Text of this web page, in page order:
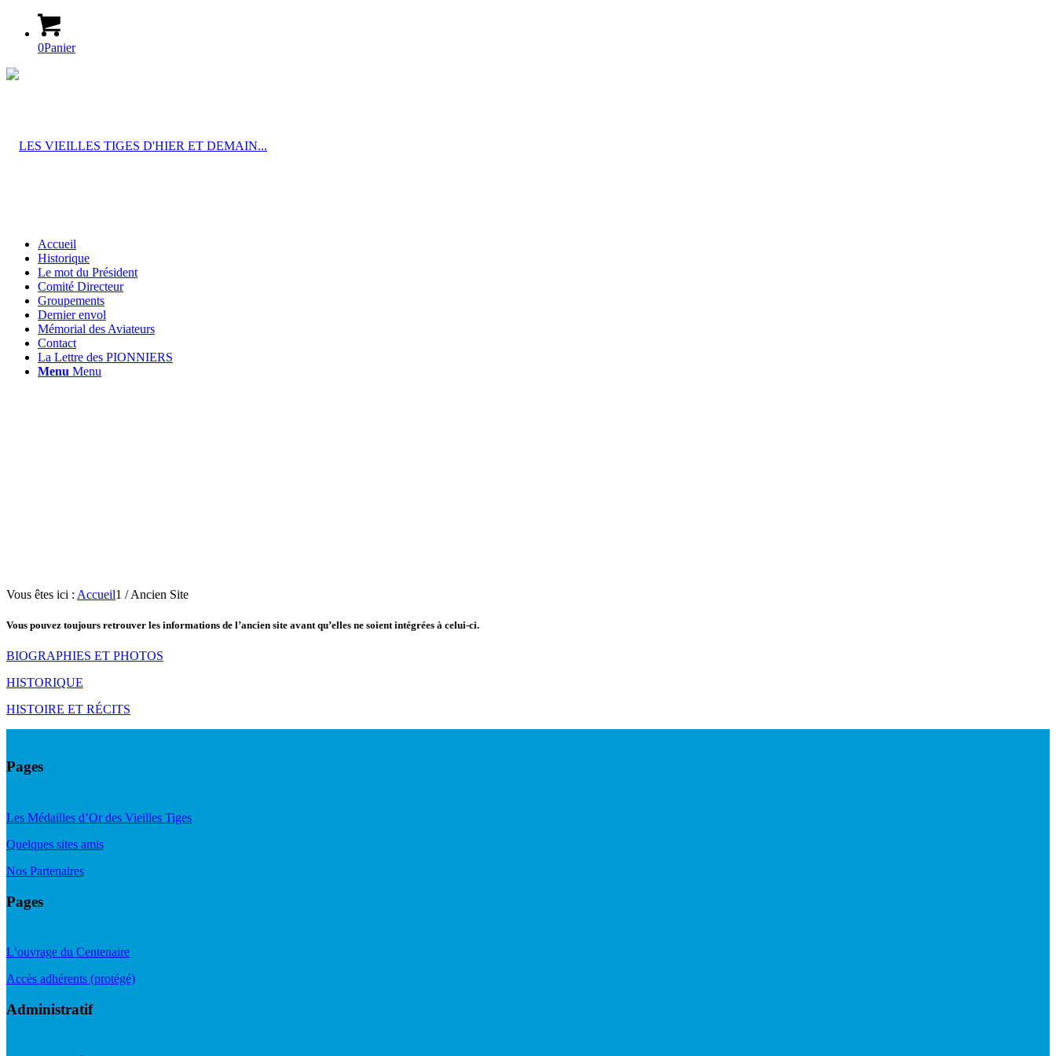
0Panier
Accueil
Historique
Le mot du Président
Comité Directeur
Groupements
Dernier envol
Mémorial des Aviateurs
Contact
La Lettre des PIONNIERS
Menu Menu
Vous êtes ici : Accueil1 / Ancien Site
Vous pouvez toujours retrouver les informations de l’ancien site avant qu’elles ne soient intégrées à celui-ci.
BIOGRAPHIES ET PHOTOS
HISTORIQUE
HISTOIRE ET RÉCITS
Pages
Les Médailles d’Or des Vieilles Tiges
Quelques sites amis
Nos Partenaires
Pages
L’ouvrage du Centenaire
Accès adhérents (protégé)
Administratif